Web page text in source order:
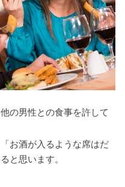
の男性との食事を許して
お酒が入るような席はだ
と思います。